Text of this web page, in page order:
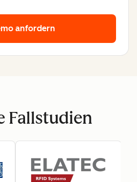
anfordern
Fallstudien